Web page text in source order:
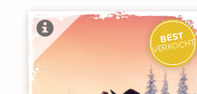
BEST
VERKOCHT